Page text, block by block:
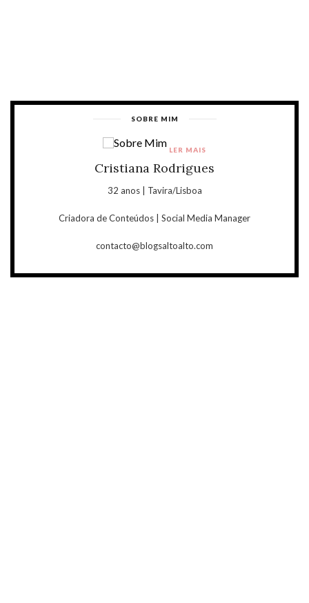
SOBRE MIM
Cristiana Rodrigues
32 anos | Tavira/Lisboa
Criadora de Conteúdos | Social Media Manager
contacto@blogsaltoalto.com
LER MAIS